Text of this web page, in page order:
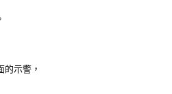
示警，